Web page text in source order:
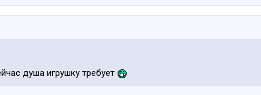
душа игрушку требует